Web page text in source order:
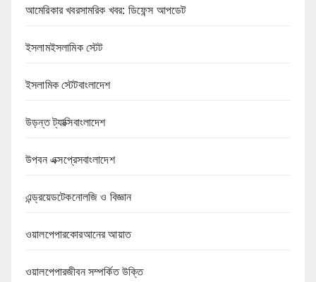
আমেরিকার খবরসামরিক খবর: ডিফেন্স আপডেট
ইসলামইসলামিক স্টেট
ইসলামিক স্টেটবাংলাদেশ
উড়ন্ত ট্যাক্সিবাংলাদেশ
উপবন এক্সপ্রেসবাংলাদেশ
এন্ড্রয়েডটেকনোলজি ও বিজ্ঞান
ওয়ালপেপারকোরআনের আয়াত
ওয়ালপেপারজীবন সম্পর্কিত উক্তি